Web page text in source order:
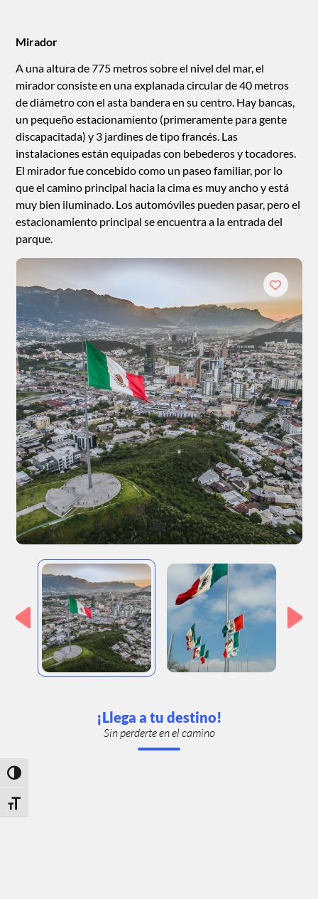
Toggle High Contrast
Toggle Font size
Mirador
A una altura de 775 metros sobre el nivel del mar, el
mirador consiste en una explanada circular de 40 metros
de diámetro con el asta bandera en su centro. Hay bancas,
un pequeño estacionamiento (primeramente para gente
discapacitada) y 3 jardines de tipo francés. Las
instalaciones están equipadas con bebederos y tocadores.
El mirador fue concebido como un paseo familiar, por lo
que el camino principal hacia la cima es muy ancho y está
muy bien iluminado. Los automóviles pueden pasar, pero el
estacionamiento principal se encuentra a la entrada del
parque.
¡Llega a tu destino!
Sin perderte en el camino